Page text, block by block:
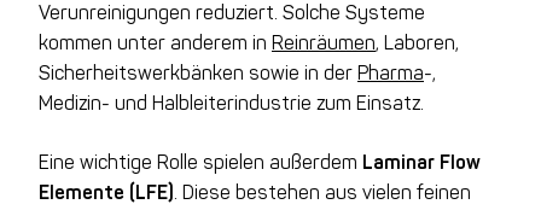
Verunreinigungen reduziert. Solche Systeme
kommen unter anderem in Reinräumen, Laboren,
Sicherheitswerkbänken sowie in der Pharma-,
Medizin- und Halbleiterindustrie zum Einsatz.
Eine wichtige Rolle spielen außerdem Laminar Flow
Elemente (LFE). Diese bestehen aus vielen feinen